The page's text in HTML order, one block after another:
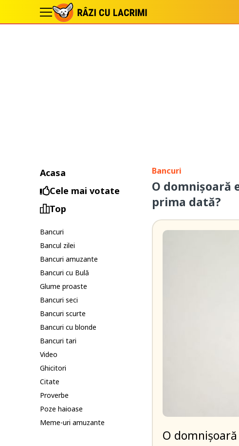
Acasa
Cele mai votate
Top
Bancuri
Bancul zilei
Bancuri amuzante
Bancuri cu Bulă
Glume proaste
Bancuri seci
Bancuri scurte
Bancuri cu blonde
Bancuri tari
Video
Ghicitori
Citate
Proverbe
Poze haioase
Meme-uri amuzante
Bancuri
O
prima dată?
O